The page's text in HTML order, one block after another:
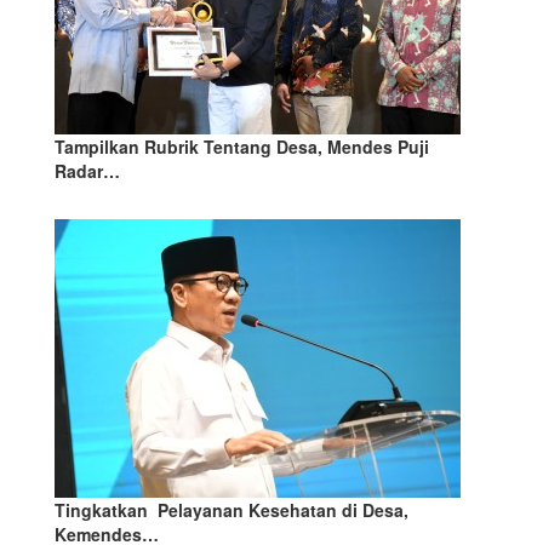
Tampilkan Rubrik Tentang Desa, Mendes Puji
Radar…
Tingkatkan Pelayanan Kesehatan di Desa,
Kemendes…